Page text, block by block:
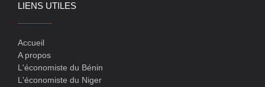
LIENS UTILES
Accueil
A propos
L'économiste du Bénin
L'économiste du Niger